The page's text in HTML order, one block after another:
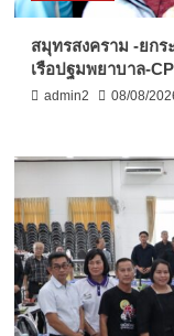
สมุทรสงคราม -ยก
เรือปฐมพยาบาล-
admin2 08/08/